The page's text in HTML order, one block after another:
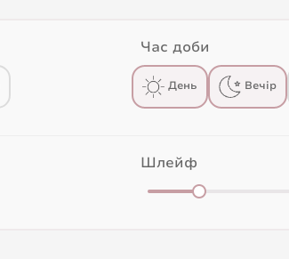
Час доби
День Вечір
Шлейф